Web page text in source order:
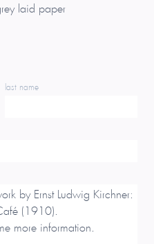
laid paper
last name